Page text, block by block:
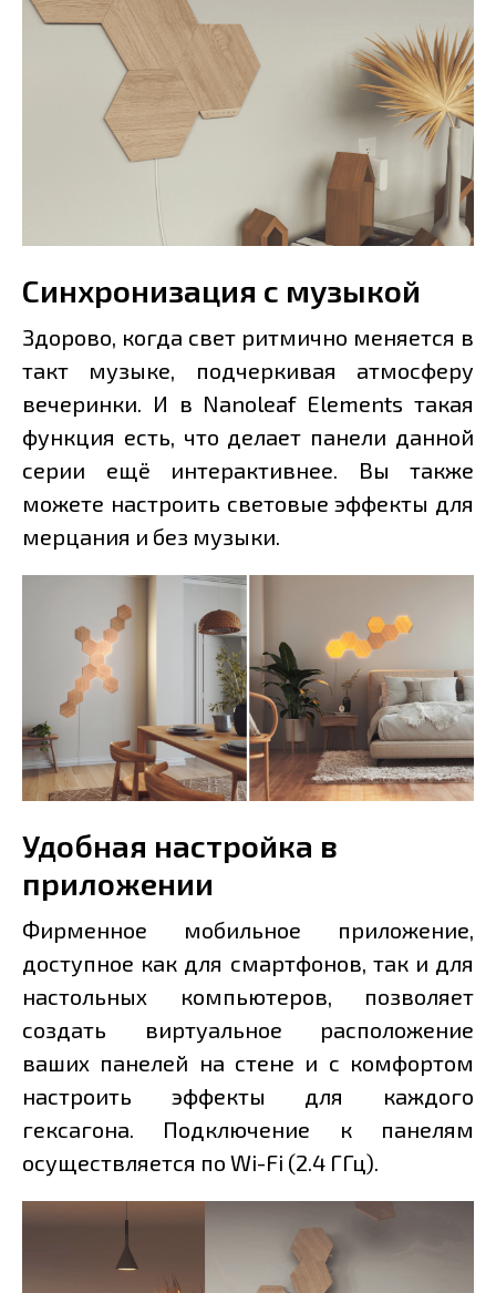
Синхронизация с музыкой
Здорово, когда свет ритмично меняется в
такт музыке, подчеркивая атмосферу
вечеринки. И в Nanoleaf Elements такая
функция есть, что делает панели данной
серии ещё интерактивнее. Вы также
можете настроить световые эффекты для
мерцания и без музыки.
Удобная настройка в
приложении
Фирменное мобильное приложение,
доступное как для смартфонов, так и для
настольных компьютеров, позволяет
создать виртуальное расположение
ваших панелей на стене и с комфортом
настроить эффекты для каждого
гексагона. Подключение к панелям
осуществляется по Wi-Fi (2.4 ГГц).